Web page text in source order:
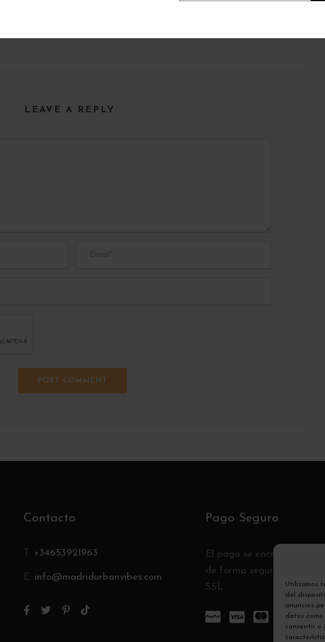
Utilizamos
del
anuncios
datos
consentir o
LEAVE A REPLY
Contacto
T: +34653921963
E: info@madridurbanvibes.com
Pago Seguro
El pago se encripta y se
de forma segura con un
SSL.